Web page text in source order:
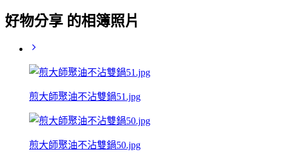
好物分享 的相簿照片
煎大師聚油不沾雙鍋51.jpg
煎大師聚油不沾雙鍋50.jpg